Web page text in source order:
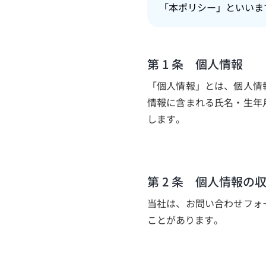
「本ポリシー」といい
第 1 条 個人情報
「個人情報」とは、個人
情報に含まれる氏名・生
します。
第 2 条 個人情報の
当社は、お問い合わせフ
ことがあります。